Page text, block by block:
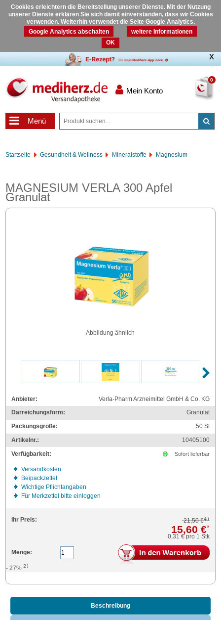
Cookies erleichtern die Bereitstellung unserer Dienste. Mit der Nutzung
unserer Dienste erklären Sie sich damit einverstanden, dass wir Cookies
verwenden. Weiterhin verwendet die Seite Google Analytics.
Google Analytics abschalten
weitere Informationen
OK
0
Mein Konto
Menü
Startseite Gesundheit & Wellness Mineralstoffe Magnesium
MAGNESIUM VERLA 300 Apfel
Granulat
Abbildung ähnlich
Anbieter:
Verla-Pharm Arzneimittel GmbH & Co. KG
Darreichungsform:
Granulat
Packungsgröße:
50St
Artikelnr.:
10405100
Verfügbarkeit:
Sofort lieferbar
Versandkosten
Beipackzettel
Wichtige Pflichtangaben
Für Merkzettel bitte einloggen
Ihr Preis: 21,50 €4)
15,60 €*
0,31 €pro 1 Stk
Menge:
- 27%2)
Beschreibung